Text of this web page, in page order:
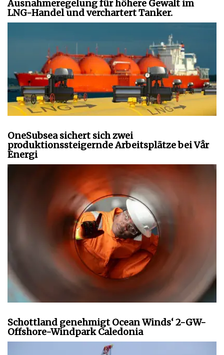
Ausnahmeregelung für höhere Gewalt im
LNG-Handel und verchartert Tanker.
OneSubsea sichert sich zwei
produktionssteigernde Arbeitsplätze bei Vår
Energi
Schottland genehmigt Ocean Winds‘ 2-GW-
Offshore-Windpark Caledonia